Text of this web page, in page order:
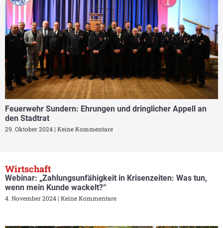
Feuerwehr Sundern: Ehrungen und dringlicher Appell an
den Stadtrat
29. Oktober 2024 Keine Kommentare
Wirtschaft
Webinar: „Zahlungsunfähigkeit in Krisenzeiten: Was tun,
wenn mein Kunde wackelt?“
4. November 2024 Keine Kommentare